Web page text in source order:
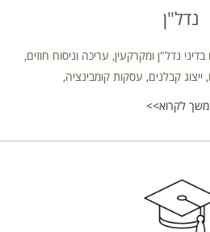
נדל"ן
נדל"ן ומקרקעין, עריכה וניסוח חוזים,
ייצוג קבלנים, עסקות קומבינציה,
לקרוא>>